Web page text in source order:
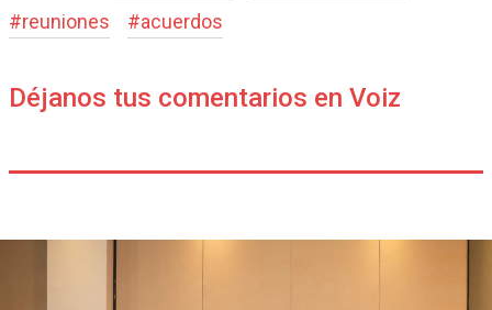
#reuniones #acuerdos
Déjanos tus comentarios en Voiz